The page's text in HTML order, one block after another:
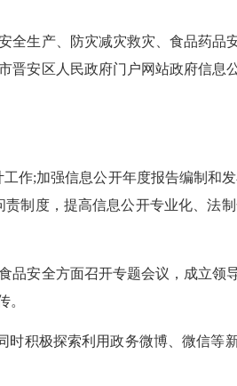
生产、防灾减灾救灾、食品药品
安区人民政府门户网站政府信息
作;加强信息公开年度报告编制和
制度，提高信息公开专业化、法
安全方面召开专题会议，成立领
。
积极探索利用政务微博、微信等